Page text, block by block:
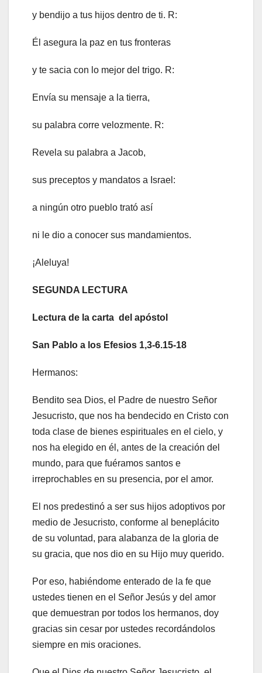
y bendijo a tus hijos dentro de ti. R:
Él asegura la paz en tus fronteras
y te sacia con lo mejor del trigo. R:
Envía su mensaje a la tierra,
su palabra corre velozmente. R:
Revela su palabra a Jacob,
sus preceptos y mandatos a Israel:
a ningún otro pueblo trató así
ni le dio a conocer sus mandamientos.
¡Aleluya!
SEGUNDA LECTURA
Lectura de la carta del apóstol
San Pablo a los Efesios 1,3-6.15-18
Hermanos:
Bendito sea Dios, el Padre de nuestro Señor
Jesucristo, que nos ha bendecido en Cristo con
toda clase de bienes espirituales en el cielo, y
nos ha elegido en él, antes de la creación del
mundo, para que fuéramos santos e
irreprochables en su presencia, por el amor.
El nos predestinó a ser sus hijos adoptivos por
medio de Jesucristo, conforme al beneplácito
de su voluntad, para alabanza de la gloria de
su gracia, que nos dio en su Hijo muy querido.
Por eso, habiéndome enterado de la fe que
ustedes tienen en el Señor Jesús y del amor
que demuestran por todos los hermanos, doy
gracias sin cesar por ustedes recordándolos
siempre en mis oraciones.